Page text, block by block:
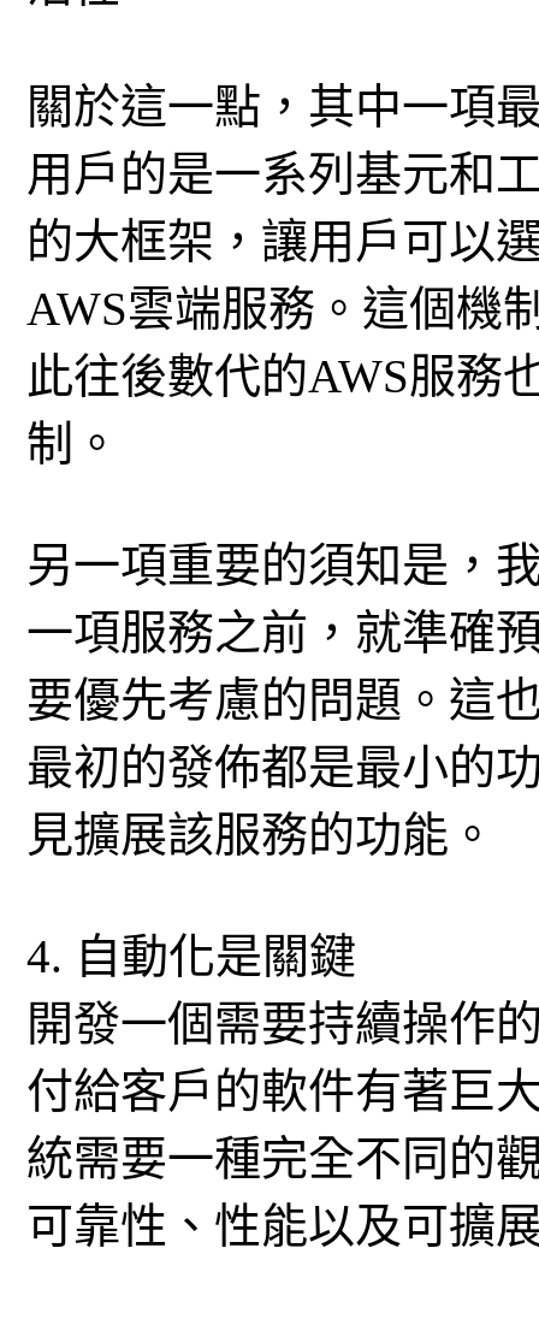
關於這一點，其中一項
用戶的是一系列基元和
的大框架，讓用戶可以
AWS雲端服務。這個機
此往後數代的AWS服務
制。
另一項重要的須知是，
一項服務之前，就準確
要優先考慮的問題。這
最初的發佈都是最小的
見擴展該服務的功能。
4. 自動化是關鍵
開發一個需要持續操作
付給客戶的軟件有著巨
統需要一種完全不同的
可靠性、性能以及可擴